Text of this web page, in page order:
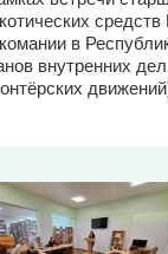
в
внутренних